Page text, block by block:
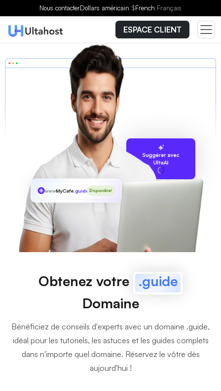
Nous contacterDollars américain $French Français
ESPACE CLIENT
Suggérer avec
UltaAI
wwwMyCafe.guide Disponible!
Obtenez votre .guide
Domaine
Bénéficiez de conseils d'experts avec un domaine .guide,
idéal pour les tutoriels, les astuces et les guides complets
dans n'importe quel domaine. Réservez le vôtre dès
aujourd'hui !